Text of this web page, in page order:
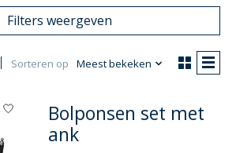
Filters weergeven
Sorteren op Meest bekeken
Bolponsen set met
ank